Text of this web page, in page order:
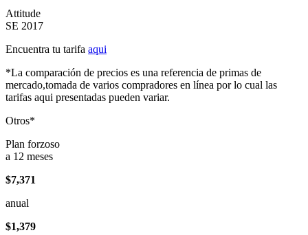
Attitude
SE 2017
Encuentra tu tarifa aqui
*La comparación de precios es una referencia de primas de
mercado,tomada de varios compradores en línea por lo cual las
tarifas aqui presentadas pueden variar.
Otros*
Plan forzoso
a 12 meses
$7,371
anual
$1,379